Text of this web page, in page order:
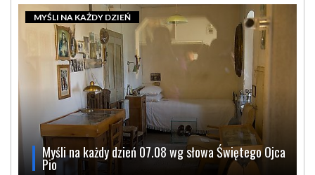
Myśli na każdy dzień 07.08 wg słowa Świętego Ojca
Pio
MYŚLI NA KAŻDY DZIEŃ